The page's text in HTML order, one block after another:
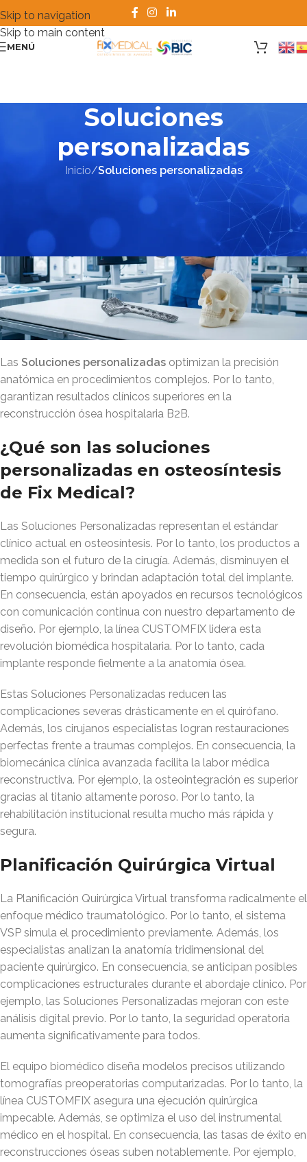
Skip to navigation
Skip to main content
MENÚ
Soluciones
personalizadas
Inicio/Soluciones personalizadas
Las Soluciones personalizadas optimizan la precisión
anatómica en procedimientos complejos. Por lo tanto,
garantizan resultados clínicos superiores en la
reconstrucción ósea hospitalaria B2B.
¿Qué son las soluciones
personalizadas en osteosíntesis
de Fix Medical?
Las Soluciones Personalizadas representan el estándar
clínico actual en osteosíntesis. Por lo tanto, los productos a
medida son el futuro de la cirugía. Además, disminuyen el
tiempo quirúrgico y brindan adaptación total del implante.
En consecuencia, están apoyados en recursos tecnológicos
con comunicación continua con nuestro departamento de
diseño. Por ejemplo, la línea CUSTOMFIX lidera esta
revolución biomédica hospitalaria. Por lo tanto, cada
implante responde fielmente a la anatomía ósea.
Estas Soluciones Personalizadas reducen las
complicaciones severas drásticamente en el quirófano.
Además, los cirujanos especialistas logran restauraciones
perfectas frente a traumas complejos. En consecuencia, la
biomecánica clínica avanzada facilita la labor médica
reconstructiva. Por ejemplo, la osteointegración es superior
gracias al titanio altamente poroso. Por lo tanto, la
rehabilitación institucional resulta mucho más rápida y
segura.
Planificación Quirúrgica Virtual
La Planificación Quirúrgica Virtual transforma radicalmente el
enfoque médico traumatológico. Por lo tanto, el sistema
VSP simula el procedimiento previamente. Además, los
especialistas analizan la anatomía tridimensional del
paciente quirúrgico. En consecuencia, se anticipan posibles
complicaciones estructurales durante el abordaje clínico. Por
ejemplo, las Soluciones Personalizadas mejoran con este
análisis digital previo. Por lo tanto, la seguridad operatoria
aumenta significativamente para todos.
El equipo biomédico diseña modelos precisos utilizando
tomografías preoperatorias computarizadas. Por lo tanto, la
línea CUSTOMFIX asegura una ejecución quirúrgica
impecable. Además, se optimiza el uso del instrumental
médico en el hospital. En consecuencia, las tasas de éxito en
reconstrucciones óseas suben notablemente. Por ejemplo,